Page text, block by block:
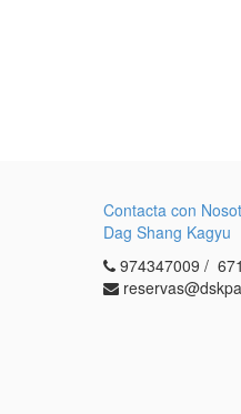
Contacta con
Dag Shang Kagyu
974347009 /